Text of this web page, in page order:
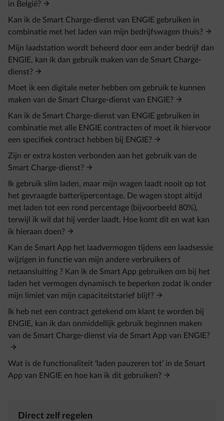
in België?
Kan ik de Smart Charge-dienst van ENGIE gebruiken in
combinatie met het laden van mijn bedrijfswagen thuis?
Mijn laadstation wordt beheerd door een ander bedrijf dan
ENGIE, kan ik dan gebruik maken van de Smart Charge-
dienst?
Moet ik een digitale meter hebben om gebruik te kunnen
maken van de Smart Charge-dienst van ENGIE?
Kan ik de Smart Charge-dienst van ENGIE gebruiken in
combinatie met alle ENGIE contracten of moet ik hiervoor
een specifiek contract hebben bij ENGIE?
Zijn er extra kosten verbonden aan het gebruik van de
Smart Charge-dienst?
Ik gebruik slim laden, maar mijn wagen laadt nooit op tot
het gevraagde batterijpercentage. De wagen stopt altijd
met laden tot een rond percentage (bijvoorbeeld 80%),
terwijl ik wil dat hij verder laadt. Hoe komt dit en wat kan
ik hieraan doen?
Kan de Smart App het laadvermogen tijdens een laadsessie
wijzigen in functie van mijn andere verbruikers of
netaansluiting ? Kan ik de Smart App gebruiken om bij het
laden het vermogen dynamisch te beperken zodat ik onder
mijn limiet van mijn capaciteitstarief blijf?
Ik heb net een contract getekend om klant te worden bij
ENGIE, kan ik dan onmiddellijk gebruik beginnen maken
van de Smart Charge-dienst via de Smart App van ENGIE?
Wat is de functionaliteit ‘laden pauzeren tot’ in de Smart
App van ENGIE en hoe kan ik dit gebruiken?
Direct zelf regelen